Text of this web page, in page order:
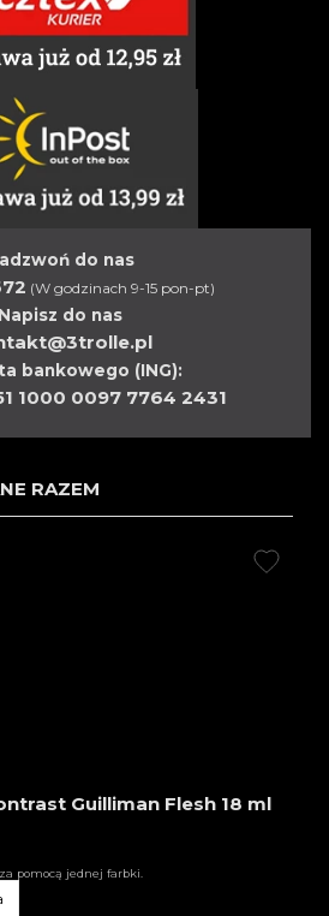
do nas
(W godzinach 9-15 pon-pt)
Napisz do nas
bankowego (ING):
1000 0097 7764 2431
RAZEM
Guilliman Flesh 18 ml
pomocą jednej farbki.